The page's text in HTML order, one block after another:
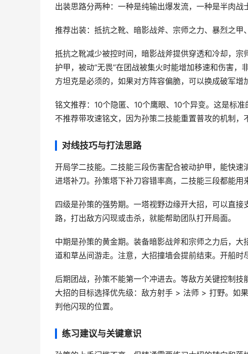
出装思路分两种：一种是纯输出爆发流，一种是半肉
推荐出装：抵抗之靴、暗影战斧、宗师之力、暴烈之甲
抵抗之靴减少被控时间，暗影战斧提供穿透和冷却，宗
护甲，被动“无畏”在团战被集火时能增加移速和伤害
方坦克是必须的，如果对方阵容偏脆，可以换成破军增
铭文推荐：10个隐匿、10个鹰眼、10个异变。这是标
不推荐带攻速铭文，因为孙策二技能重置普攻的机制，
对线技巧与打法思路
开局学二技能。二技能三段伤害配合被动护甲，能快
进塔补刀。孙策塔下补刀容错率高，二技能三段都能用
四级是孙策的强势期。一塔视野边缘开大招，可以直
路，打出敌方闪现或击杀，就能帮助团队打开局面。
中期是孙策的黄金期。装备暗影战斧和宗师之力后，
道和草丛间游走。注意，大招撞墙会提前结束。开船时
后期团战，孙策不能第一个冲进去。等敌方关键控制技
大招的目标选择优先级：敌方射手 > 法师 > 打野。如
判他闪现的位置。
练习建议与关键意识